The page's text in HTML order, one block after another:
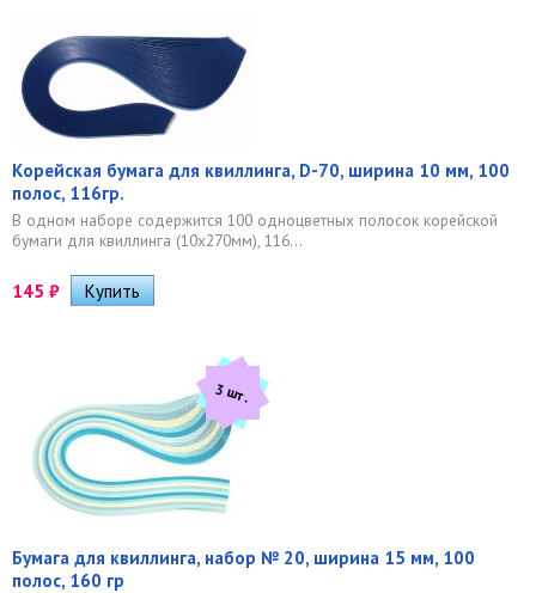
Корейская бумага для квиллинга, D-70, ширина 10 мм, 100
полос, 116гр.
В одном наборе содержится 100 одноцветных полосок корейской
бумаги для квиллинга (10х270мм), 116...
145 ₽
3 шт.
Бумага для квиллинга, набор № 20, ширина 15 мм, 100
полос, 160 гр